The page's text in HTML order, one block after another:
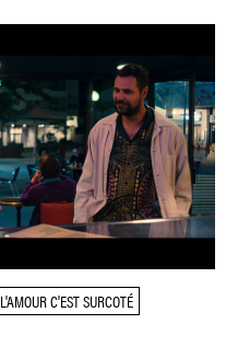
L'AMOUR C'EST SURCOTÉ